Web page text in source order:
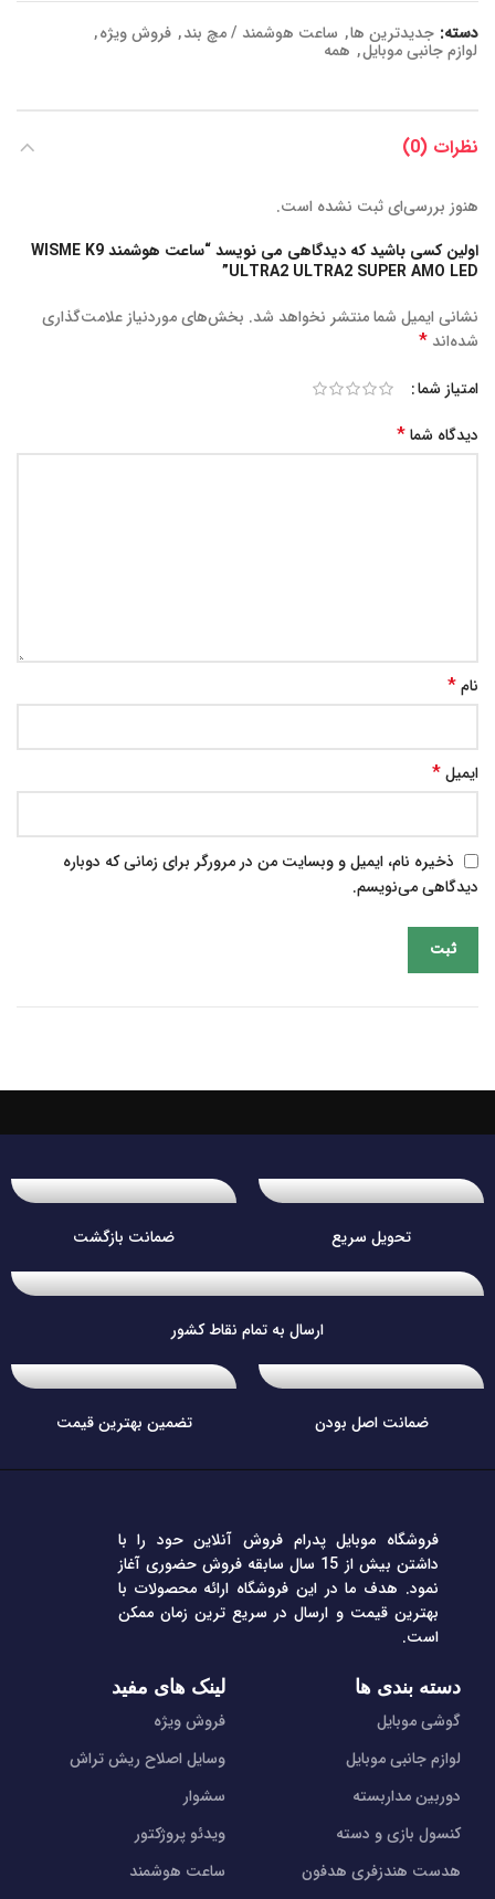
دسته: جدیدترین ها, ساعت هوشمند / مچ بند, فروش ویژه,
لوازم جانبی موبایل, همه
نظرات (0)
هنوز بررسی‌ای ثبت نشده است.
اولین کسی باشید که دیدگاهی می نویسد “ساعت هوشمند WISME K9
ULTRA2 ULTRA2 SUPER AMO LED”
نشانی ایمیل شما منتشر نخواهد شد. بخش‌های موردنیاز علامت‌گذاری
شده‌اند *
امتیاز شما
دیدگاه شما*
نام*
ایمیل*
ذخیره نام، ایمیل و وبسایت من در مرورگر برای زمانی که دوباره
دیدگاهی می‌نویسم.
تحویل سریع ضمانت بازگشت
ارسال به تمام نقاط کشور
ضمانت اصل بودن تضمین بهترین قیمت
فروشگاه موبایل پدرام فروش آنلاین حود را با
داشتن بیش از 15 سال سابقه فروش حضوری آغاز
نمود. هدف ما در این فروشگاه ارائه محصولات با
بهترین قیمت و ارسال در سریع ترین زمان ممکن
است.
دسته بندی ها
گوشی موبایل
لوازم جانبی موبایل
دوربین مداربسته
کنسول بازی و دسته
هدست هندزفری هدفون
لینک های مفید
فروش ویژه
وسایل اصلاح ریش تراش
سشوار
ویدئو پروژکتور
ساعت هوشمند